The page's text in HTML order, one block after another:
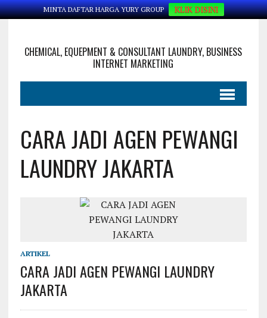
MINTA DAFTAR HARGA YURY GROUP KLIK DISINI
CHEMICAL, EQUEPMENT & CONSULTANT LAUNDRY, BUSINESS
INTERNET MARKETING
CARA JADI AGEN PEWANGI
LAUNDRY JAKARTA
ARTIKEL
CARA JADI AGEN PEWANGI LAUNDRY
JAKARTA